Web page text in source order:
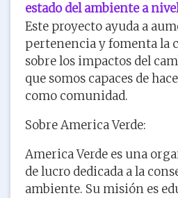
estado del ambiente a
Este proyecto ayuda a
pertenencia y fomenta la
sobre los impactos del
que somos capaces de
como comunidad.
Sobre America Verde:
America Verde es una
de lucro dedicada a la
ambiente. Su misión es